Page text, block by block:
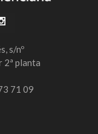
s/nº
2ª planta
71 09